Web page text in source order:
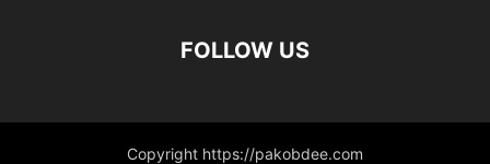
FOLLOW US
Copyright https://pakobdee.com